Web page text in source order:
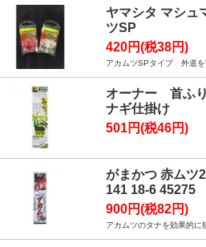
ヤマシタ マシュ
ツSP
420円(税38円)
アカムツSPタイプ 外道
オーナー 首ふ
ナギ仕掛け
501円(税46円)
がまかつ 赤ムツ
141 18-6 45275
900円(税82円)
アカムツのタナを効果的に